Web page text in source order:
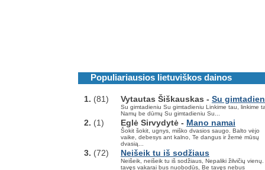
Populiariausios lietuviškos dainos
1. (81) Vytautas Šiškauskas - Su
Su gimtadieniu Su gimtadieniu Linkime tau, linkime
Namų be dūmų Su gimtadieniu Su...
2. (1) Eglė Sirvydytė - Mano namai
Šokit šokit, ugnys, miško dvasios saugo. Balto vėjo
vaike, debesys ant kalno, Te dangus ir žemė mūsų
dvasią...
3. (72) Neišeik tu iš sodžiaus
Neišeik, neišeik tu iš sodžiaus, Nepaliki žilvičių
tavęs vakarai bus nuobodūs, Be tavęs nebus